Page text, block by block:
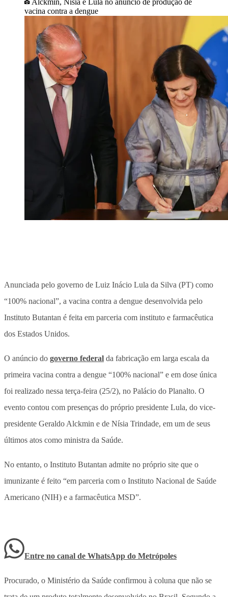
vacina contra a dengue
Anunciada pelo governo de Luiz Inácio Lula da Silva (PT) como
“100% nacional”, a vacina contra a dengue desenvolvida pelo
Instituto Butantan é feita em parceria com instituto e farmacêutica
dos Estados Unidos.
O anúncio do governo federal da fabricação em larga escala da
primeira vacina contra a dengue “100% nacional” e em dose única
foi realizado nessa terça-feira (25/2), no Palácio do Planalto. O
evento contou com presenças do próprio presidente Lula, do vice-
presidente Geraldo Alckmin e de Nísia Trindade, em um de seus
últimos atos como ministra da Saúde.
No entanto, o Instituto Butantan admite no próprio site que o
imunizante é feito “em parceria com o Instituto Nacional de Saúde
Americano (NIH) e a farmacêutica MSD”.
Entre no canal de WhatsApp do Metrópoles
Procurado, o Ministério da Saúde confirmou à coluna que não se